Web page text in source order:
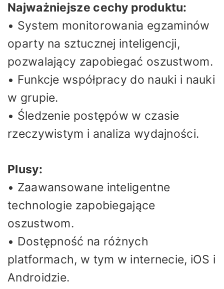
Najważniejsze cechy produktu:
• System monitorowania egzaminów
oparty na sztucznej inteligencji,
pozwalający zapobiegać oszustwom.
• Funkcje współpracy do nauki i nauki
w grupie.
• Śledzenie postępów w czasie
rzeczywistym i analiza wydajności.
Plusy:
• Zaawansowane inteligentne
technologie zapobiegające
oszustwom.
• Dostępność na różnych
platformach, w tym w internecie, iOS i
Androidzie.